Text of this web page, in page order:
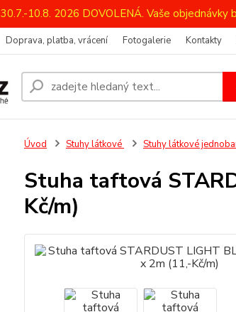
30.7.-10.8. 2026 DOVOLENÁ. Vaše
Doprava, platba, vrácení Fotogalerie Kontakty
Úvod Stuhy látkové Stuhy látkové
Stuha taftová
Kč/m)